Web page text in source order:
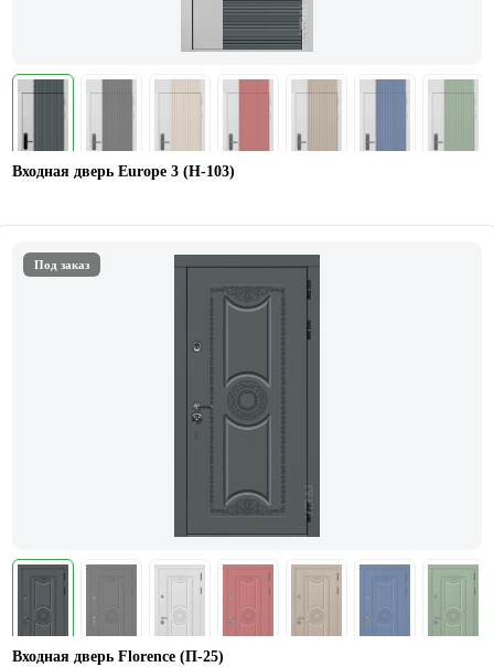
Входная дверь Europe 3 (Н-103)
Под заказ
Входная дверь Florence (П-25)